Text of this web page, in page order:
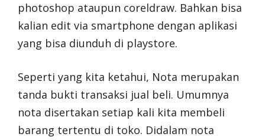
photoshop ataupun coreldraw. Bahkan bisa
kalian edit via smartphone dengan aplikasi
yang bisa diunduh di playstore.
Seperti yang kita ketahui, Nota merupakan
tanda bukti transaksi jual beli. Umumnya
nota disertakan setiap kali kita membeli
barang tertentu di toko. Didalam nota